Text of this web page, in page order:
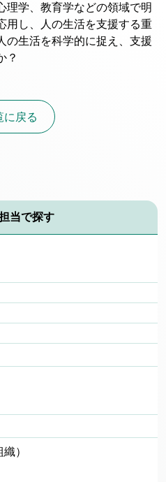
理学、教育学などの領域で明
用し、人の生活を支援する重
の生活を科学的に捉え、支援
？
に戻る
当で探す
）